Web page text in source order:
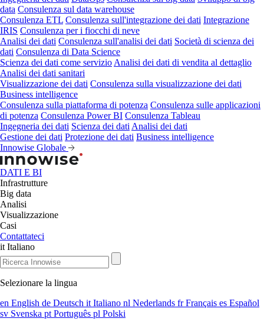
data Consulenza sul data warehouse
Consulenza ETL Consulenza sull'integrazione dei dati Integrazione
IRIS Consulenza per i fiocchi di neve
Analisi dei dati Consulenza sull'analisi dei dati Società di scienza dei
dati Consulenza di Data Science
Scienza dei dati come servizio Analisi dei dati di vendita al dettaglio
Analisi dei dati sanitari
Visualizzazione dei dati Consulenza sulla visualizzazione dei dati
Business intelligence
Consulenza sulla piattaforma di potenza Consulenza sulle applicazioni
di potenza Consulenza Power BI Consulenza Tableau
Ingegneria dei dati Scienza dei dati Analisi dei dati
Gestione dei dati Protezione dei dati Business intelligence
Innowise Globale
DATI E BI
Infrastrutture
Big data
Analisi
Visualizzazione
Casi
Contattateci
it Italiano
Selezionare la lingua
en English de Deutsch it Italiano nl Nederlands frFrançais es Español
sv Svenska pt Português pl Polski